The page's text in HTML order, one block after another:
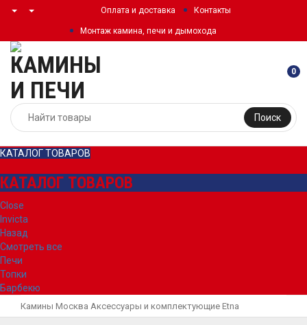
Оплата и доставка Контакты
Монтаж камина, печи и дымохода
Поиск
0
КАТАЛОГ ТОВАРОВ
КАТАЛОГ ТОВАРОВ
Close
Invicta
Назад
Смотреть все
Печи
Топки
Барбекю
Камины Москва Аксессуары и комплектующие Etna